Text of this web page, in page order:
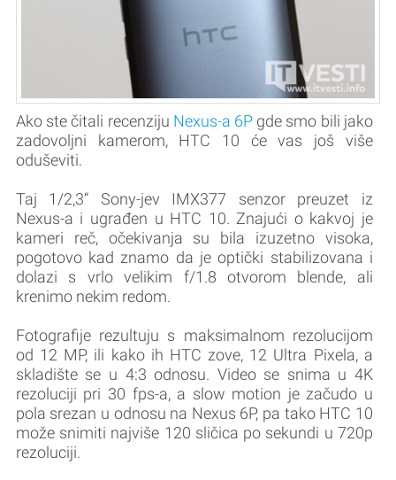
Ako ste čitali recenziju Nexus-a 6Pgde smo bili jako
zadovoljni kamerom, HTC 10 će vas još više
oduševiti.
Taj 1/2,3“ Sony-jev IMX377 senzor preuzet iz
Nexus-a i ugrađen u HTC 10. Znajući o kakvoj je
kameri reč, očekivanja su bila izuzetno visoka,
pogotovo kad znamo da je optički stabilizovana i
dolazi s vrlo velikim f/1.8 otvorom blende, ali
krenimo nekim redom.
Fotografije rezultuju s maksimalnom rezolucijom
od 12 MP, ili kako ih HTC zove, 12 Ultra Pixela, a
skladište se u 4:3 odnosu. Video se snima u 4K
rezoluciji pri 30 fps-a, a slow motion je začudo u
pola srezan u odnosu na Nexus 6P, pa tako HTC 10
može snimiti najviše 120 sličica po sekundi u 720p
rezoluciji.